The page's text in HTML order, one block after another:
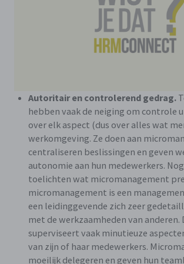
Autoritair en controlerend gedrag.
hebben vaak de neiging om controle
over elk aspect (dus over alles wat
werkomgeving. Ze doen aan
centraliseren beslissingen en geven
autonomie aan hun medewerkers.
toelichten wat micromanagement
micromanagement is een
een leidinggevende zich zeer
met de werkzaamheden van anderen.
superviseert vaak minutieuze
van zijn of haar medewerkers.
moeilijk delegeren en geven hun